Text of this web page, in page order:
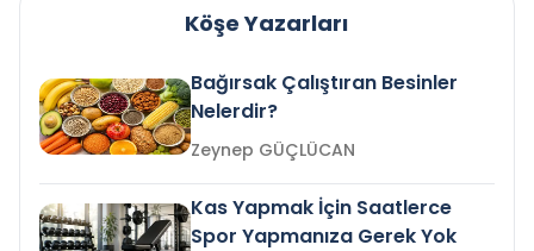
Köşe Yazarları
Bağırsak Çalıştıran Besinler
Nelerdir?
Zeynep GÜÇLÜCAN
Kas Yapmak İçin Saatlerce
Spor Yapmanıza Gerek Yok